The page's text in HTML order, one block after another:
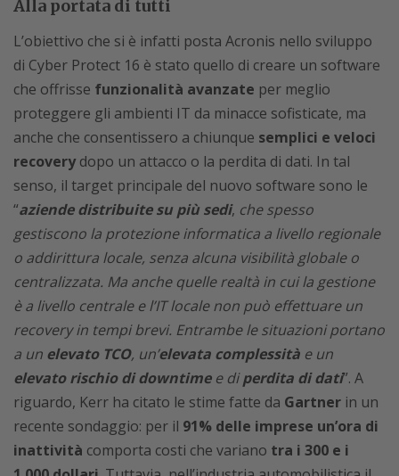
Alla portata di tutti
L’obiettivo che si è infatti posta Acronis nello sviluppo
di Cyber Protect 16 è stato quello di creare un software
che offrisse funzionalità avanzate per meglio
proteggere gli ambienti IT da minacce sofisticate, ma
anche che consentissero a chiunque semplici e veloci
recoverydopo un attacco o la perdita di dati. In tal
senso, il target principale del nuovo software sono le
“aziende distribuite su più sedi, chespesso
gestiscono la protezione informatica a livello regionale
o addirittura locale, senza alcuna visibilità globale o
centralizzata. Ma anche quelle realtà in cui la gestione
è a livello centrale e l’IT locale non può effettuare un
recovery in tempi brevi. Entrambe le situazioni portano
a un elevato TCO, un’elevata complessità e un
elevato rischio di downtimee diperdita di dati”. A
riguardo, Kerr ha citato le stime fatte da Gartner in un
recente sondaggio: per il 91% delle imprese un’ora di
inattività comporta costi che variano tra i 300 e i